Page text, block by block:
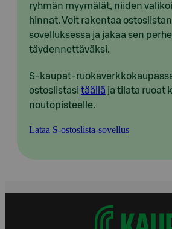
ryhmän myymälät, niiden
hinnat. Voit rakentaa
sovelluksessa ja jakaa sen
täydennettäväksi.
S-kaupat-
ostoslistasi täällä ja tilata ruoat
noutopisteelle.
Lataa S-ostoslista-sovellus